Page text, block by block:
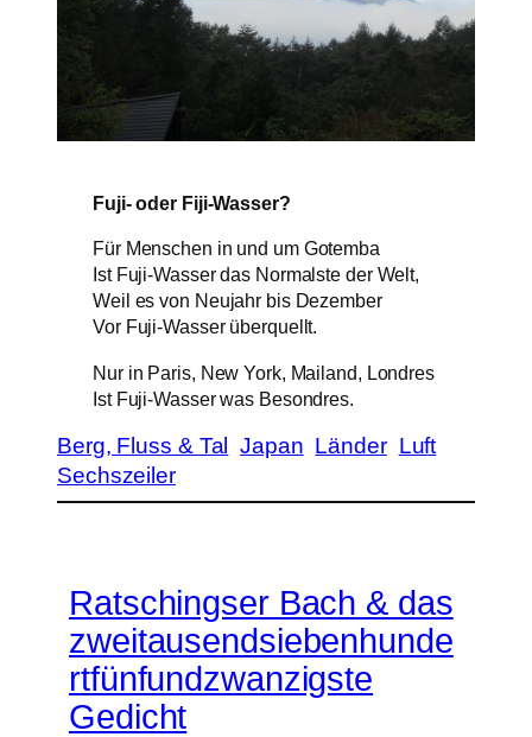
Fuji- oder Fiji-Wasser?
Für Menschen in und um Gotemba
Ist Fuji-Wasser das Normalste der Welt,
Weil es von Neujahr bis Dezember
Vor Fuji-Wasser überquellt.
Nur in Paris, New York, Mailand, Londres
Ist Fuji-Wasser was Besondres.
Berg, Fluss & Tal Japan Länder Luft
Sechszeiler
Ratschingser Bach & das
zweitausendsiebenhunde
rtfünfundzwanzigste
Gedicht